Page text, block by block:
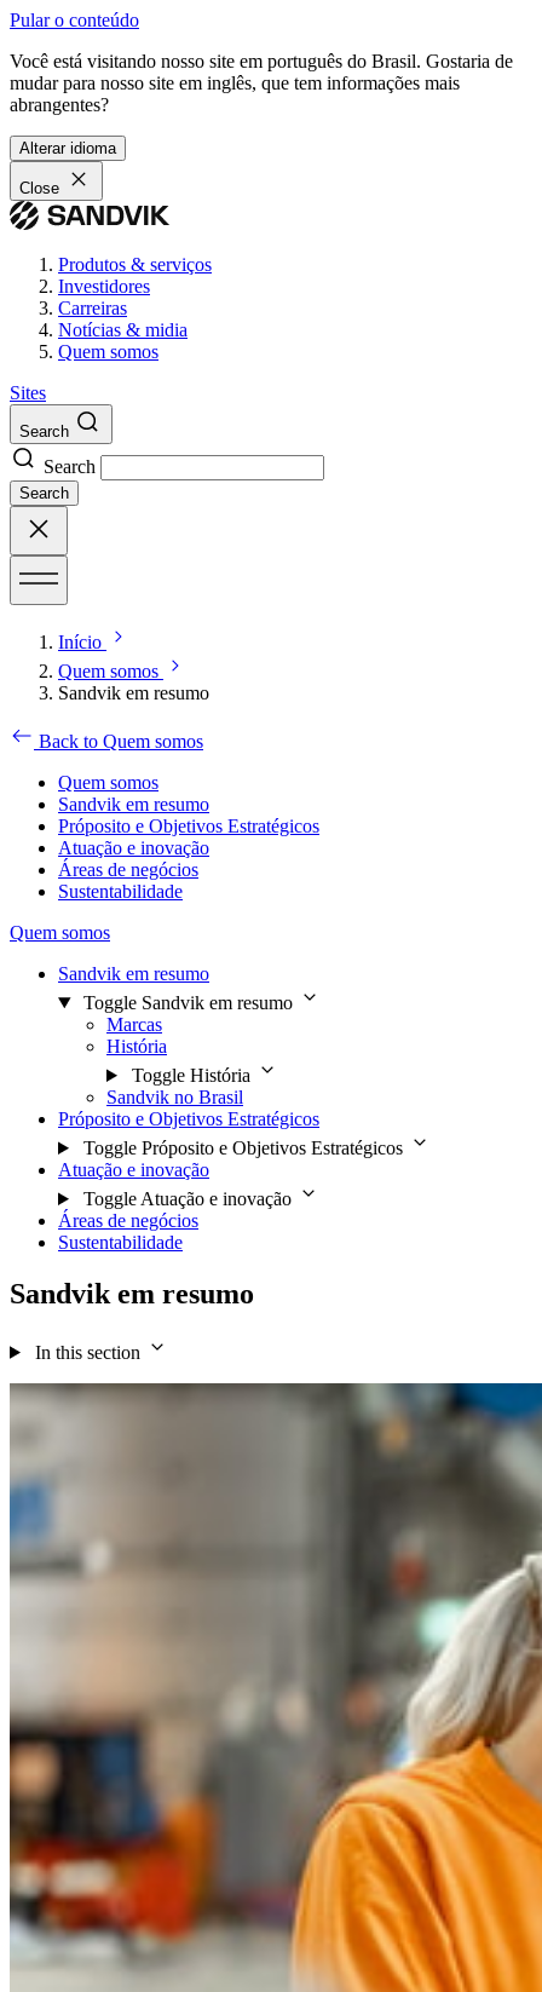
Pular o conteúdo
Você está visitando nosso site em português do Brasil. Gostaria de
mudar para nosso site em inglês, que tem informações mais
abrangentes?
Alterar idioma
Close
Produtos & serviços
Investidores
Carreiras
Notícias & midia
Quem somos
Sites
Search
Search
Search
Início
Quem somos
Sandvik em resumo
Back to Quem somos
Quem somos
Sandvik em resumo
Próposito e Objetivos Estratégicos
Atuação e inovação
Áreas de negócios
Sustentabilidade
Quem somos
Sandvik em resumo
Toggle Sandvik em resumo
Marcas
História
Toggle História
Sandvik no Brasil
Próposito e Objetivos Estratégicos
Toggle Próposito e Objetivos Estratégicos
Atuação e inovação
Toggle Atuação e inovação
Áreas de negócios
Sustentabilidade
Sandvik em resumo
In this section